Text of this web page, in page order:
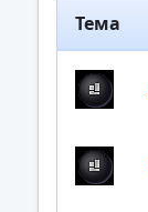
Тема